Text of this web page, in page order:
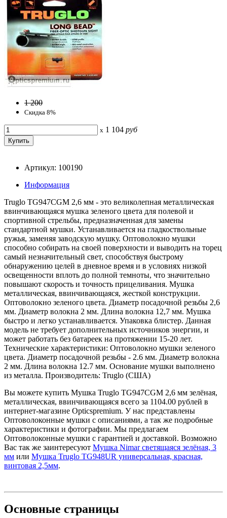
1 200
Скидка 8%
x 1 104 руб
Артикул: 100190
Информация
Truglo TG947CGM 2,6 мм - это великолепная металлическая
ввинчивающаяся мушка зеленого цвета для полевой и
спортивной стрельбы, предназначенная для замены
стандартной мушки. Устанавливается на гладкоствольные
ружья, заменяя заводскую мушку. Оптоволокно мушки
способно собирать на своей поверхности и выводить на торец
самый незначительный свет, способствуя быстрому
обнаружению целей в дневное время и в условиях низкой
освещенности вплоть до полной темноты, что значительно
повышают скорость и точность прицеливания. Мушка
металлическая, ввинчивающаяся, жесткой конструкции.
Оптоволокно зеленого цвета. Диаметр посадочной резьбы 2,6
мм. Диаметр волокна 2 мм. Длина волокна 12,7 мм. Мушка
быстро и легко устанавливается. Упаковка блистер. Данная
модель не требует дополнительных источников энергии, и
может работать без батареек на протяжении 15-20 лет.
Технические характеристики: Оптоволокно мушки зеленого
цвета. Диаметр посадочной резьбы - 2.6 мм. Диаметр волокна
2 мм. Длина волокна 12.7 мм. Основание мушки выполнено
из металла. Производитель: Truglo (США)
Вы можете купить Мушка Truglo TG947CGM 2,6 мм зелёная,
металлическая, ввинчивающаяся всего за 1104.00 рублей в
интернет-магазине Opticspremium. У нас представлены
Оптоволоконные мушки с описаниями, а так же подробные
характеристики и фотографии. Мы предлагаем
Оптоволоконные мушки с гарантией и доставкой. Возможно
Вас так же заинтересуют Мушка Nimar светящаяся зелёная, 3
мм или Мушка Truglo TG948UR универсальная, красная,
винтовая 2,5мм.
Основные страницы